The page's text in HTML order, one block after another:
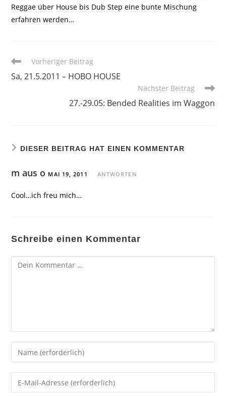
Reggae über House bis Dub Step eine bunte Mischung
erfahren werden…
Weitere
ansehen
Vorheriger Beitrag
Sa, 21.5.2011 – HOBO HOUSE
Nächster Beitrag
27.-29.05: Bended Realities im Waggon
DIESER BEITRAG HAT EINEN KOMMENTAR
m aus o MAI 19, 2011 ANTWORTEN
Cool…ich freu mich…
Schreibe einen Kommentar
Kommentar
Gib
deinen
Namen
oder
Gib
deine